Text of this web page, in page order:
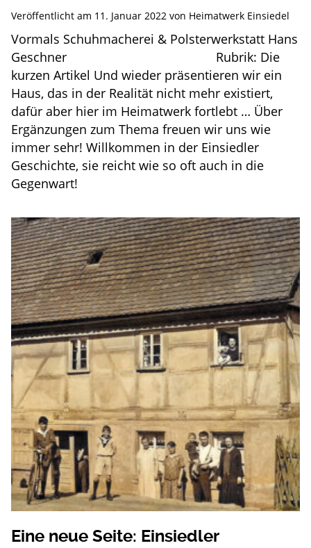
Veröffentlicht am 11. Januar 2022 von Heimatwerk Einsiedel
Vormals Schuhmacherei & Polsterwerkstatt Hans
Geschner Rubrik: Die
kurzen Artikel Und wieder präsentieren wir ein
Haus, das in der Realität nicht mehr existiert,
dafür aber hier im Heimatwerk fortlebt … Über
Ergänzungen zum Thema freuen wir uns wie
immer sehr! Willkommen in der Einsiedler
Geschichte, sie reicht wie so oft auch in die
Gegenwart!
Eine neue Seite: Einsiedler